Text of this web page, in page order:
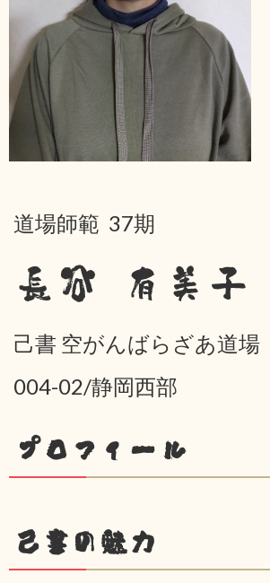
道場師範 37期
長谷 有美子
己書 空がんばらざあ道場
004-02/静岡西部
プロフィール
己書の魅力